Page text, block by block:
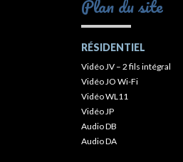
Plan du site
RÉSIDENTIEL
Vidéo JV – 2 fils intégral
Vidéo JO Wi-Fi
Vidéo WL11
Vidéo JP
Audio DB
Audio DA